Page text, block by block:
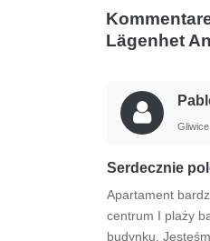
Lägenhet
Serdecznie
Apartament
centrum I plaży
budynku.